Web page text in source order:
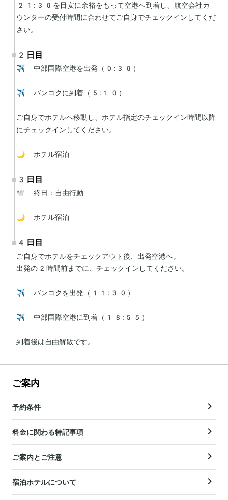
21:30を目安に余裕をもって空港へ到着し、航空会社カ
ウンターの受付時間に合わせてご自身でチェックインしてくだ
さい。
2日目
✈️ 中部国際空港を出発（0:30）
✈️ バンコクに到着（5:10）
ご自身でホテルへ移動し、ホテル指定のチェックイン時間以降
にチェックインしてください。
🌙 ホテル宿泊
3日目
🕊 終日：自由行動
🌙 ホテル宿泊
4日目
ご自身でホテルをチェックアウト後、出発空港へ。
出発の2時間前までに、チェックインしてください。
✈️ バンコクを出発（11:30）
✈️ 中部国際空港に到着（18:55）
到着後は自由解散です。
ご案内
予約条件
料金に関わる特記事項
ご案内とご注意
宿泊ホテルについて